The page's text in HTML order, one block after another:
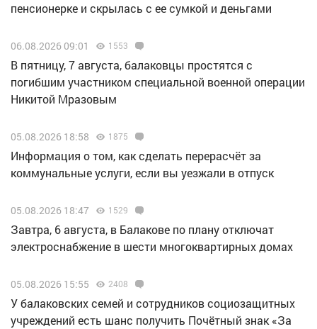
пенсионерке и скрылась с ее сумкой и деньгами
06.08.2026 09:01 1553
В пятницу, 7 августа, балаковцы простятся с
погибшим участником специальной военной операции
Никитой Мразовым
05.08.2026 18:58 1875
Информация о том, как сделать перерасчёт за
коммунальные услуги, если вы уезжали в отпуск
05.08.2026 18:47 1529
Завтра, 6 августа, в Балакове по плану отключат
электроснабжение в шести многоквартирных домах
05.08.2026 15:55 2408
У балаковских семей и сотрудников социозащитных
учреждений есть шанс получить Почётный знак «За